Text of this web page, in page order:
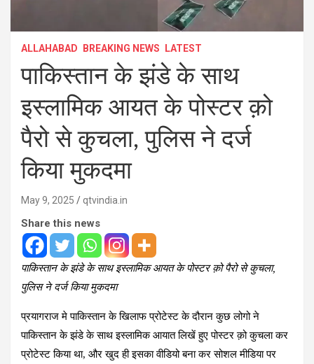
ALLAHABAD BREAKING NEWS LATEST
पाकिस्तान के झंडे के साथ
इस्लामिक आयत के पोस्टर क़ो
पैरो से कुचला, पुलिस ने दर्ज
किया मुकदमा
May 9, 2025 qtvindia.in
Share this news
पाकिस्तान के झंडे के साथ इस्लामिक आयत के पोस्टर क़ो पैरो से कुचला,
पुलिस ने दर्ज किया मुकदमा
प्रयागराज मे पाकिस्तान के खिलाफ प्रोटेस्ट के दौरान कुछ लोगो ने
पाकिस्तान के झंडे के साथ इस्लामिक आयात लिखें हुए पोस्टर क़ो कुचला कर
प्रोटेस्ट किया था, और खुद ही इसका वीडियो बना कर सोशल मीडिया पर